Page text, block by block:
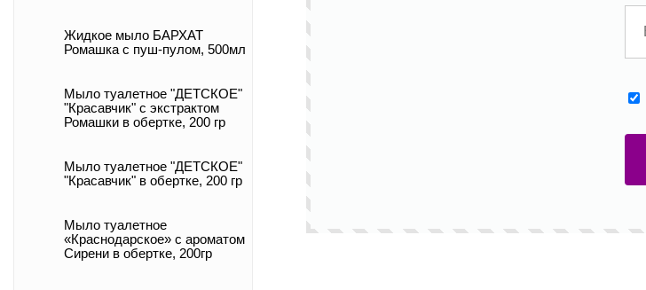
Жидкое мыло БАРХАТ
Ромашка с пуш-пулом, 500мл
Мыло туалетное "ДЕТСКОЕ"
"Красавчик" с экстрактом
Ромашки в обертке, 200 гр
Мыло туалетное "ДЕТСКОЕ"
"Красавчик" в обертке, 200 гр
Мыло туалетное
«Краснодарское» с ароматом
Сирени в обертке, 200гр